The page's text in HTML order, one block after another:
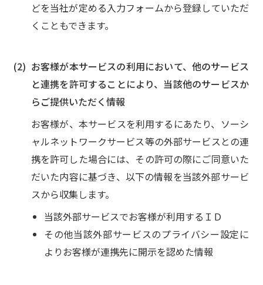
どを当社が定める入力フォームから登録していただ
くこともできます。
お客様が本サービスの利用において、他のサービス
と連携を許可することにより、 当該他のサービスか
らご提供いただく情報
お客様が、本サービスを利用するにあたり、ソーシ
ャルネットワークサービス等の外部サービスとの連
携を許可した場合には、その許可の際にご同意いた
だいた内容に基づき、以下の情報を当該外部サービ
スから収集します。
当該外部サービスでお客様が利用するＩＤ
その他当該外部サービスのプライバシー設定に
よりお客様が連携先に開示を認めた情報